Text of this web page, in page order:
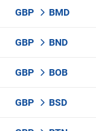
GBP BMD
GBP BND
GBP BOB
GBP BSD